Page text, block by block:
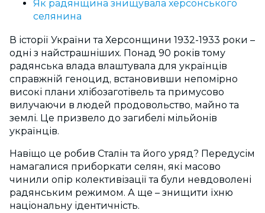
Як радянщина знищувала херсонського
селянина
В історії України та Херсонщини 1932-1933 роки –
одні з найстрашніших. Понад 90 років тому
радянська влада влаштувала для українців
справжній геноцид, встановивши непомірно
високі плани хлібозаготівель та примусово
вилучаючи в людей продовольство, майно та
землі. Це призвело до загибелі мільйонів
українців.
Навіщо це робив Сталін та його уряд? Передусім
намагалися приборкати селян, які масово
чинили опір колективізації та були невдоволені
радянським режимом. А ще – знищити їхню
національну ідентичність.